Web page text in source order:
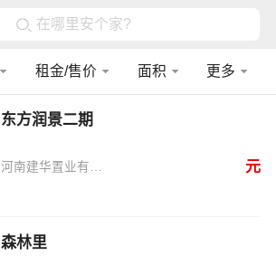
在哪里安个家?
租金/售价 面积 更多
东方润景二期
河南建华置业有限公司 元
森林里